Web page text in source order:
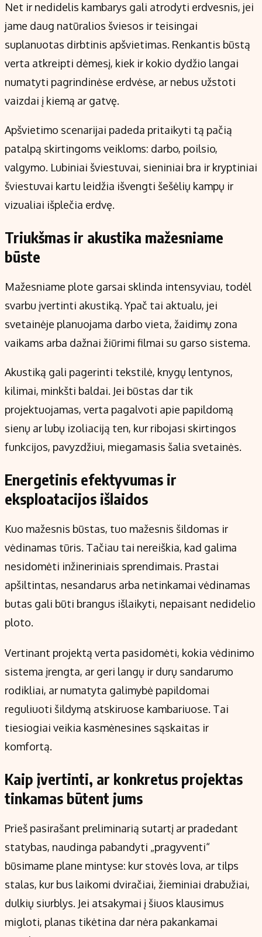
Net ir nedidelis kambarys gali atrodyti erdvesnis, jei
jame daug natūralios šviesos ir teisingai
suplanuotas dirbtinis apšvietimas. Renkantis būstą
verta atkreipti dėmesį, kiek ir kokio dydžio langai
numatyti pagrindinėse erdvėse, ar nebus užstoti
vaizdai į kiemą ar gatvę.
Apšvietimo scenarijai padeda pritaikyti tą pačią
patalpą skirtingoms veikloms: darbo, poilsio,
valgymo. Lubiniai šviestuvai, sieniniai bra ir kryptiniai
šviestuvai kartu leidžia išvengti šešėlių kampų ir
vizualiai išplečia erdvę.
Triukšmas ir akustika mažesniame
būste
Mažesniame plote garsai sklinda intensyviau, todėl
svarbu įvertinti akustiką. Ypač tai aktualu, jei
svetainėje planuojama darbo vieta, žaidimų zona
vaikams arba dažnai žiūrimi filmai su garso sistema.
Akustiką gali pagerinti tekstilė, knygų lentynos,
kilimai, minkšti baldai. Jei būstas dar tik
projektuojamas, verta pagalvoti apie papildomą
sienų ar lubų izoliaciją ten, kur ribojasi skirtingos
funkcijos, pavyzdžiui, miegamasis šalia svetainės.
Energetinis efektyvumas ir
eksploatacijos išlaidos
Kuo mažesnis būstas, tuo mažesnis šildomas ir
vėdinamas tūris. Tačiau tai nereiškia, kad galima
nesidomėti inžineriniais sprendimais. Prastai
apšiltintas, nesandarus arba netinkamai vėdinamas
butas gali būti brangus išlaikyti, nepaisant nedidelio
ploto.
Vertinant projektą verta pasidomėti, kokia vėdinimo
sistema įrengta, ar geri langų ir durų sandarumo
rodikliai, ar numatyta galimybė papildomai
reguliuoti šildymą atskiruose kambariuose. Tai
tiesiogiai veikia kasmėnesines sąskaitas ir
komfortą.
Kaip įvertinti, ar konkretus projektas
tinkamas būtent jums
Prieš pasirašant preliminarią sutartį ar pradedant
statybas, naudinga pabandyti „pragyventi“
būsimame plane mintyse: kur stovės lova, ar tilps
stalas, kur bus laikomi dviračiai, žieminiai drabužiai,
dulkių siurblys. Jei atsakymai į šiuos klausimus
migloti, planas tikėtina dar nėra pakankamai